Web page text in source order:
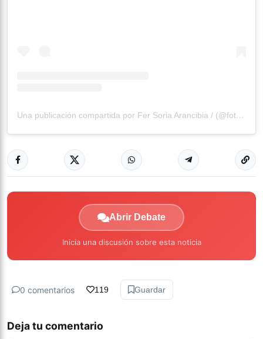
Una publicación compartida por Fer Soria Arancibia / (@fotogra.fer)
Abrir Debate
Inicia una discusión sobre esta noticia
0 comentarios 119 Guardar
Deja tu comentario